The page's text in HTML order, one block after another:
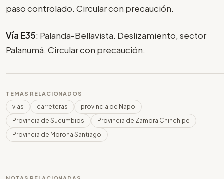
paso controlado. Circular con precaución.
Vía E35: Palanda-Bellavista. Deslizamiento, sector
Palanumá. Circular con precaución.
TEMAS RELACIONADOS
vias carreteras
provincia de Napo
Provincia de Sucumbios
Provincia de Zamora Chinchipe
Provincia de Morona Santiago